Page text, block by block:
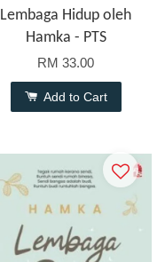
Lembaga Hidup oleh
Hamka - PTS
RM 33.00
Add to Cart